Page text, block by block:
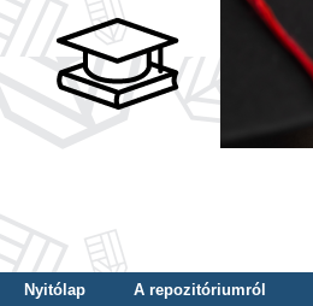
Nyitólap A repozitóriumról